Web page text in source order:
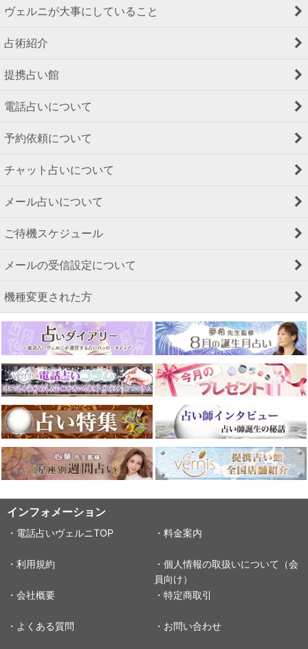
ヴェルニが大事にしていること
占術紹介
提携占い館
電話占いについて
予約依頼について
チャット占いについて
メール占いについて
ご待機スケジュール
メールの受信設定について
機種変更された方
インフォメーション
・電話占いヴェルニTOP ・料金案内
・利用規約
・個人情報の取扱いについて（会
員向け）
・会社概要
・特定商取引
・よくある質問 ・お問い合わせ